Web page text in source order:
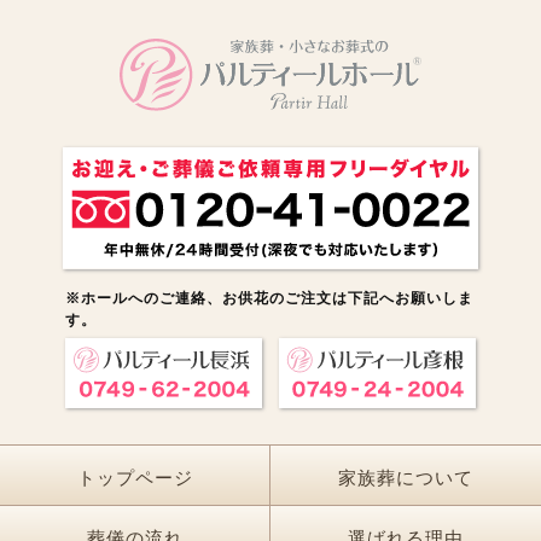
※ホールへのご連絡、お供花のご注文は下記へお願いしま
す。
トップページ 家族葬について